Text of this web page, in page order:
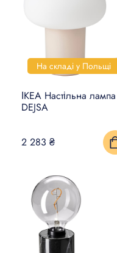
На складі у Польщі
ІКЕА Настільна лампа
DEJSA
2 283 ₴